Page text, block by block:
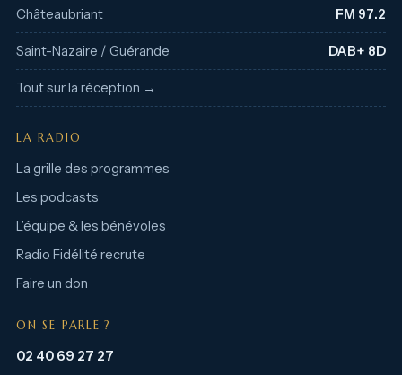
Châteaubriant FM 97.2
Saint-Nazaire / Guérande DAB+ 8D
Tout sur la réception →
LA RADIO
La grille des programmes
Les podcasts
L’équipe & les bénévoles
Radio Fidélité recrute
Faire un don
ON SE PARLE ?
02 40 69 27 27